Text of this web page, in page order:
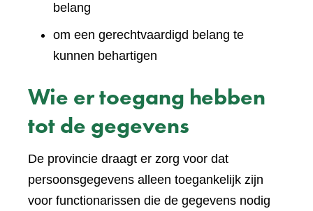
belang
om een gerechtvaardigd belang te
kunnen behartigen
Wie er toegang hebben
tot de gegevens
De provincie draagt er zorg voor dat
persoonsgegevens alleen toegankelijk zijn
voor functionarissen die de gegevens nodig